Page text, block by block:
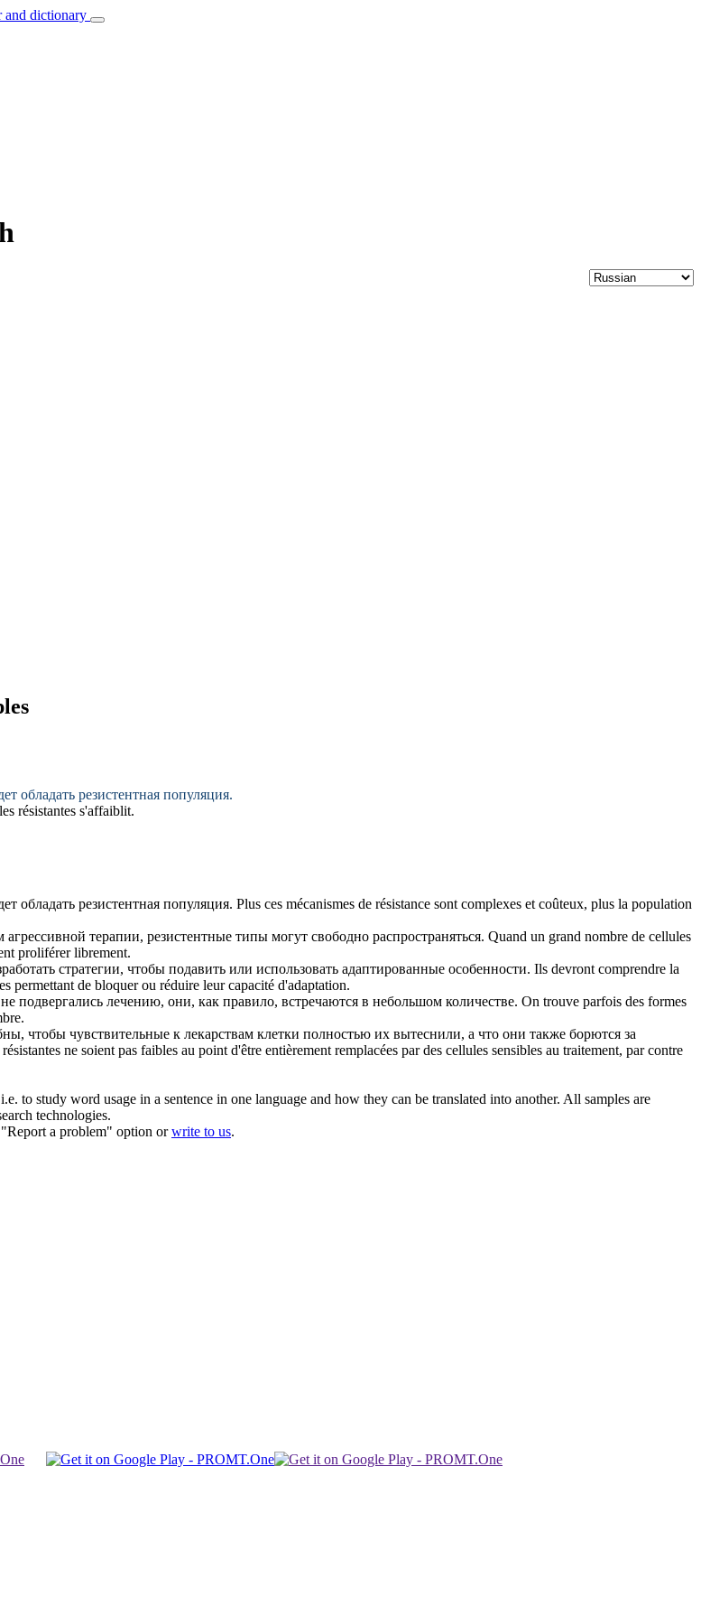
and dictionary
обладать резистентная популяция.
résistantes s'affaiblit.
обладать резистентная популяция. Plus ces mécanismes de résistance sont complexes et coûteux, plus la population
агрессивной терапии, резистентные типы могут свободно распространяться. Quand un grand nombre de cellules
proliférer librement.
стратегии, чтобы подавить или использовать адаптированные особенности. Ils devront comprendre la
permettant de bloquer ou réduire leur capacité d'adaptation.
подвергались лечению, они, как правило, встречаются в небольшом количестве. On trouve parfois des formes
чтобы чувствительные к лекарствам клетки полностью их вытеснили, а что они также борются за
résistantes ne soient pas faibles au point d'être entièrement remplacées par des cellules sensibles au traitement, par contre
to study word usage in a sentence in one language and how they can be translated into another. All samples are
technologies.
a problem" option orwrite to us.